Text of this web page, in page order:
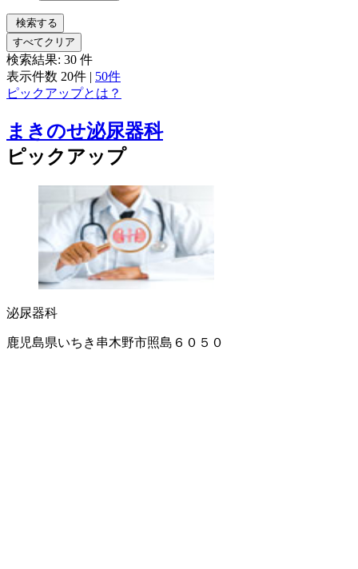
検索する
すべてクリア
検索結果: 30 件
表示件数 20件 | 50件
ピックアップとは？
まきのせ泌尿器科
ピックアップ
泌尿器科
鹿児島県いちき串木野市照島６０５０